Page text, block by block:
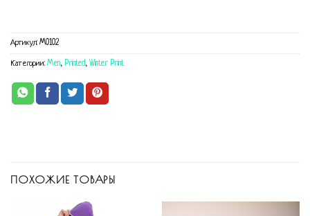
Артикул: M0102
Категории: Men, Printed, Winter Print
ПОХОЖИЕ ТОВАРЫ